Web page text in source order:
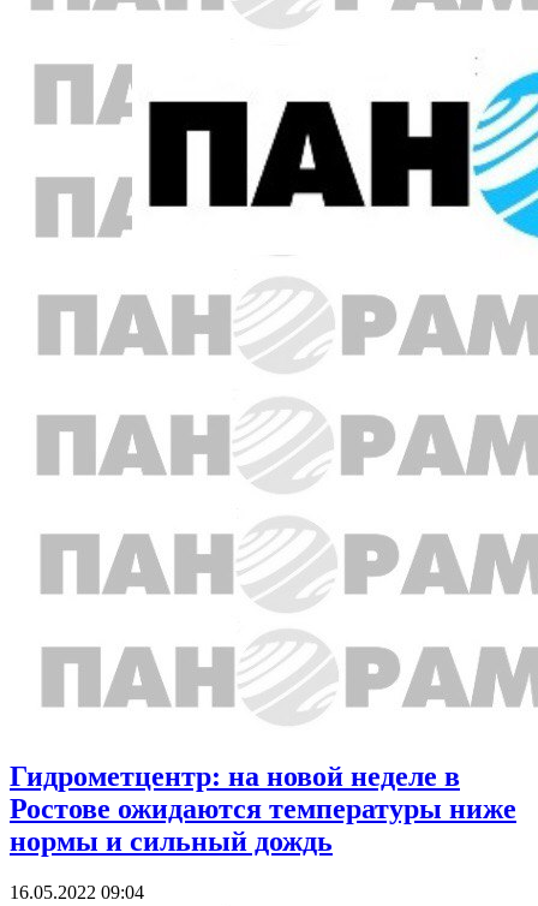
Гидрометцентр: на новой неделе в
Ростове ожидаются температуры ниже
нормы и сильный дождь
16.05.2022 09:04